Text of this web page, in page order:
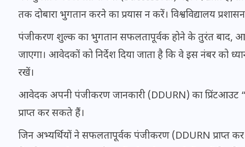
तक दोबारा भुगतान करने का प्रयास न करें। विश्वविद्यालय
पंजीकरण शुल्क का भुगतान सफलतापूर्वक होने के तुरंत बाद,
जाएगा। आवेदकों को निर्देश दिया जाता है कि वे इस नंबर को
रखें।
आवेदक अपनी पंजीकरण जानकारी (DDURN) का
प्राप्त कर सकते हैं।
जिन अभ्यर्थियों ने सफलतापूर्वक पंजीकरण (DDURN प्राप्त
इस सप्ताह का राशिफल: जानिए
क्या कहते हैं आपके सितारे (25
24 अगस्त 2025